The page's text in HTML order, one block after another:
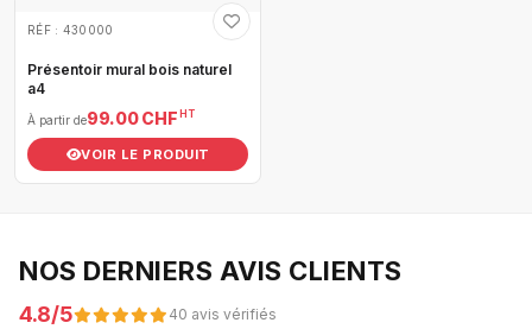
RÉF : 430000
Présentoir mural bois naturel
a4
À partir de99.00 CHF HT
VOIR LE PRODUIT
NOS DERNIERS AVIS CLIENTS
4.8/5 40 avis vérifiés